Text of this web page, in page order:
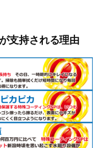
支持される理由